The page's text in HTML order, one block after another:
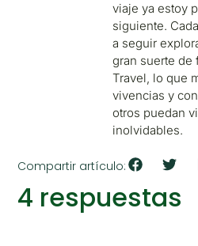
viaje ya estoy
siguiente.
a seguir
gran suerte de
Travel, lo que
vivencias y
otros puedan
inolvidables.
Compartir artículo:
4 respuestas